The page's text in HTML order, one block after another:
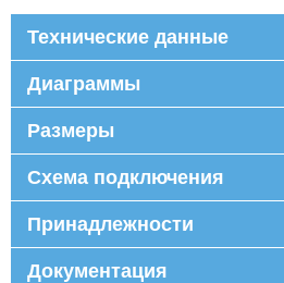
Технические данные
Диаграммы
Размеры
Схема подключения
Принадлежности
Документация